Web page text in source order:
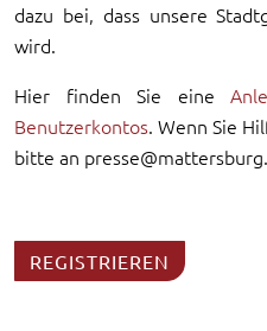
dazu bei, dass unsere
wird.
Hier finden Sie eine
Benutzerkontos. Wenn Sie
bitte an
REGISTRIEREN